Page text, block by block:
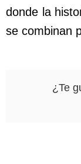
donde la
se combinan
¿Te